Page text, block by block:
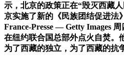
示，北京的政策正在“毁灭西藏
京实施了新的《民族团结促进法
France-Presse — Getty Images
在纽约联合国总部外点火自焚。
为了西藏的独立，为了西藏的抗